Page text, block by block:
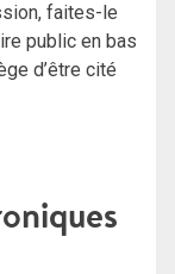
faites-le
public en bas
d’être cité